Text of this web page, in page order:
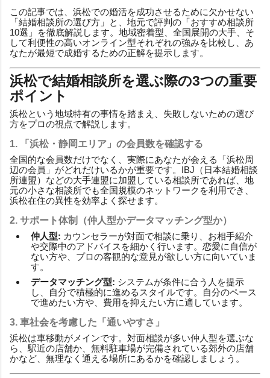
この記事では、浜松での婚活を成功させるために欠かせない
「結婚相談所の選び方」と、地元で評判の「おすすめ相談所
10選」を徹底解説します。地域密着型、全国展開の大手、そ
して利便性の高いオンライン型それぞれの強みを比較し、あ
なたが最短で成婚するための正解を提示します。
浜松で結婚相談所を選ぶ際の3つの重要
ポイント
浜松という地域特有の事情を踏まえ、失敗しないための選び
方をプロの視点で解説します。
1. 「浜松・静岡エリア」の会員数を確認する
全国的な会員数だけでなく、実際にあなたが会える「浜松周
辺の会員」がどれだけいるかが重要です。IBJ（日本結婚相談
所連盟）などの大手連盟に加盟している相談所であれば、地
元の小さな相談所でも全国規模のネットワークを利用でき、
浜松在住の異性を効率よく探せます。
2. サポート体制（仲人型かデータマッチング型か）
仲人型: カウンセラーが対面で相談に乗り、お相手紹介
や交際中のアドバイスを細かく行います。恋愛に自信が
ない方や、プロの客観的な意見が欲しい方に向いていま
す。
データマッチング型: システムが条件に合う人を提示
し、自分で積極的に進めるスタイルです。自分のペース
で進めたい方や、費用を抑えたい方に適しています。
3. 車社会を考慮した「通いやすさ」
浜松は車移動がメインです。対面相談が多い仲人型を選ぶな
ら、駅近の店舗か、無料駐車場が完備されている郊外の店舗
かなど、無理なく通える場所にあるかを確認しましょう。